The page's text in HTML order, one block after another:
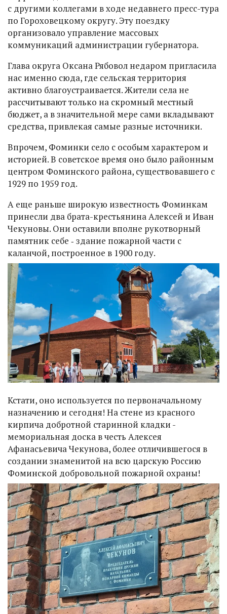
с другими коллегами в ходе недавнего пресс-тура
по Гороховецкому округу. Эту поездку
организовало управление массовых
коммуникаций администрации губернатора.
Глава округа Оксана Рябовол недаром пригласила
нас именно сюда, где сельская территория
активно благоустраивается. Жители села не
рассчитывают только на скромный местный
бюджет, а в значительной мере сами вкладывают
средства, привлекая самые разные источники.
Впрочем, Фоминки село с особым характером и
историей. В советское время оно было районным
центром Фоминского района, существовавшего с
1929 по 1959 год.
А еще раньше широкую известность Фоминкам
принесли два брата-крестьянина Алексей и Иван
Чекуновы. Они оставили вполне рукотворный
памятник себе ‑ здание пожарной части с
каланчой, построенное в 1900 году.
Кстати, оно используется по первоначальному
назначению и сегодня! На стене из красного
кирпича добротной старинной кладки -
мемориальная доска в честь Алексея
Афанасьевича Чекунова, более отличившегося в
создании знаменитой на всю царскую Россию
Фоминской добровольной пожарной охраны!